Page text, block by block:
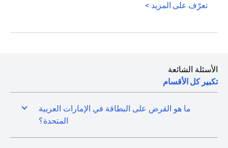
تعرّف على المزيد >
الأسئلة الشائعة
تكبير كل الأقسام
ما هو القرض على البطاقة في الإمارات العربية
المتحدة؟